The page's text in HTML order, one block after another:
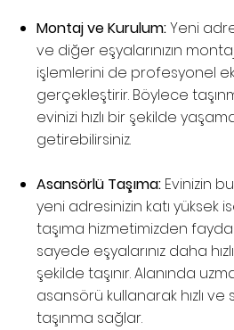
Montaj ve Kurulum:Yeni
ve diğer eşyalarınızın
işlemlerini de profesyonel
gerçekleştirir. Böylece
evinizi hızlı bir şekilde
getirebilirsiniz.
Asansörlü Taşıma: Evinizin
yeni adresinizin katı yüksek
taşıma hizmetimizden
sayede eşyalarınız daha
şekilde taşınır. Alanında
asansörü kullanarak hızlı ve
taşınma sağlar.